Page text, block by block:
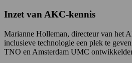
Inzet van AKC-kennis
Marianne Holleman, directeur van het
inclusieve technologie een plek te
TNO en Amsterdam UMC